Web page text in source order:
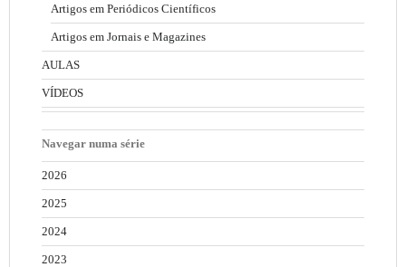
Artigos em Periódicos Científicos
Artigos em Jornais e Magazines
AULAS
VÍDEOS
Navegar numa série
2026
2025
2024
2023